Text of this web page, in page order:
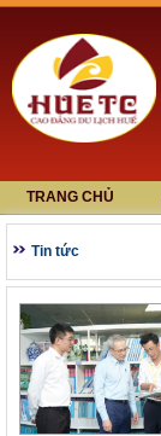
TRANG CHỦ
Tin tức